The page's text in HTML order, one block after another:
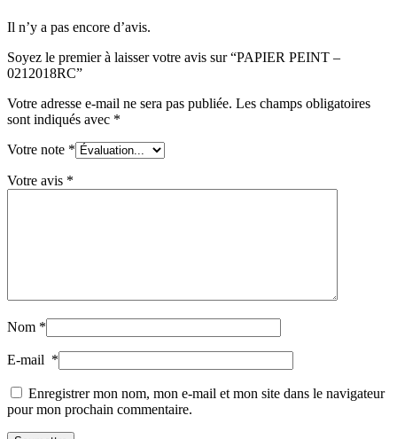
Il n’y a pas encore d’avis.
Soyez le premier à laisser votre avis sur “PAPIER PEINT –
0212018RC”
Votre adresse e-mail ne sera pas publiée. Les champs obligatoires
sont indiqués avec *
Votre note *
Votre avis *
Nom *
E-mail *
Enregistrer mon nom, mon e-mail et mon site dans le navigateur
pour mon prochain commentaire.